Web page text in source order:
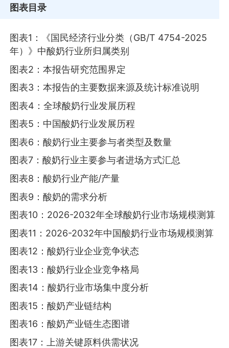
图表目录
图表1：《国民经济行业分类（GB/T 4754-2025
年）》中酸奶行业所归属类别
图表2：本报告研究范围界定
图表3：本报告的主要数据来源及统计标准说明
图表4：全球酸奶行业发展历程
图表5：中国酸奶行业发展历程
图表6：酸奶行业主要参与者类型及数量
图表7：酸奶行业主要参与者进场方式汇总
图表8：酸奶行业产能/产量
图表9：酸奶的需求分析
图表10：2026-2032年全球酸奶行业市场规模测算
图表11：2026-2032年中国酸奶行业市场规模测算
图表12：酸奶行业企业竞争状态
图表13：酸奶行业企业竞争格局
图表14：酸奶行业市场集中度分析
图表15：酸奶产业链结构
图表16：酸奶产业链生态图谱
图表17：上游关键原料供需状况